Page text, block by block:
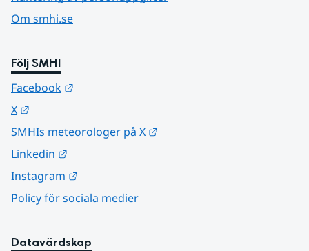
Om smhi.se
Följ SMHI
Facebook
X
SMHIs meteorologer på X
Linkedin
Instagram
Policy för sociala medier
Datavärdskap